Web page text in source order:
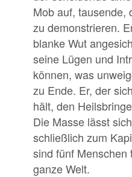
Mob auf, tausende,
zu demonstrieren.
blanke Wut
seine Lügen und
können, was
zu Ende. Er, der
hält, den
Die Masse lässt
schließlich zum
sind fünf
ganze Welt.